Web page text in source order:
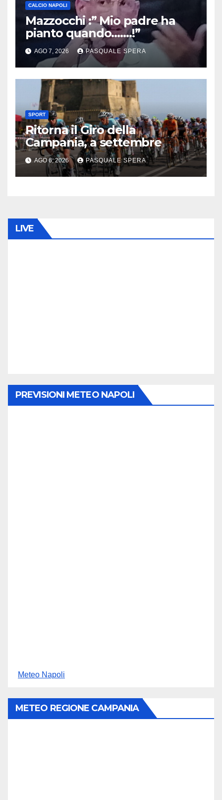
CALCIO NAPOLI
Mazzocchi :” Mio padre ha
pianto quando…….!”
AGO 7, 2026 PASQUALE SPERA
SPORT
Ritorna il Giro della
Campania, a settembre
AGO 6, 2026 PASQUALE SPERA
LIVE
PREVISIONI METEO NAPOLI
Meteo Napoli
METEO REGIONE CAMPANIA